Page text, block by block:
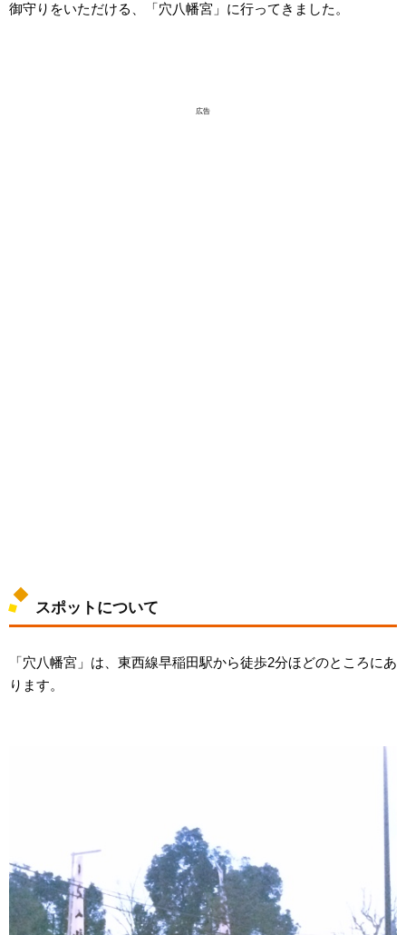
御守りをいただける、「穴八幡宮」に行ってきました。
広告
スポットについて
「穴八幡宮」は、東西線早稲田駅から徒歩2分ほどのところにあ
ります。